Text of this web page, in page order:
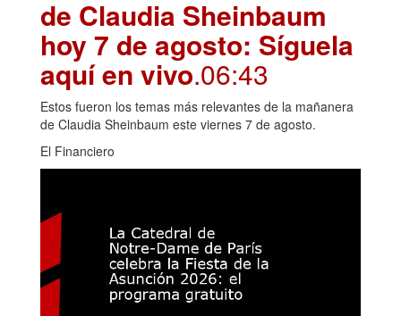
de Claudia Sheinbaum
hoy 7 de agosto: Síguela
aquí en vivo.06:43
Estos fueron los temas más relevantes de la mañanera
de Claudia Sheinbaum este viernes 7 de agosto.
El Financiero